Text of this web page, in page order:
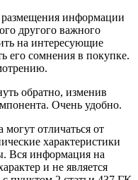
размещения информации
другого важного
на интересующие
его сомнения в покупке.
обратно, изменив
Очень удобно.
могут отличаться от
характеристики
Вся информация на
и не является